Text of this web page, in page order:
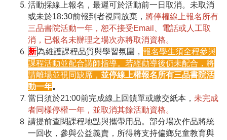
活動採線上報名，最遲可於活動前一日取消。未取消
或未於18:30前報到者視同放棄， 將停權線上報名所有
三品書院活動一年，恕不接受Email、電話或人工取
消，已報名未辦理之場次亦將取消資格。
新為維護課程品質與學習氛圍， 報名學生須全程參與
課程活動並配合講師指導。若經勸導後仍未配合，將
請離場並視同缺席， 並停線上權報名所有三品書院活
動一年。
當日須於21:00前完成線上回饋單或繳交紙本， 未完成
者同樣停權一年，並取消其餘活動資格。
請提前查閱課程地點與攜帶用品。部分場次作品將統
一回收，參與公益義賣，所得將支持偏鄉兒童教育與